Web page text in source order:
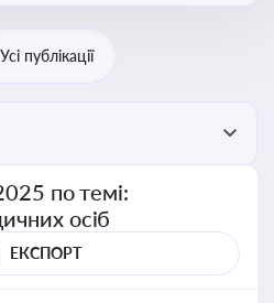
Усі публікації
по темі:
осіб
ЕКСПОРТ